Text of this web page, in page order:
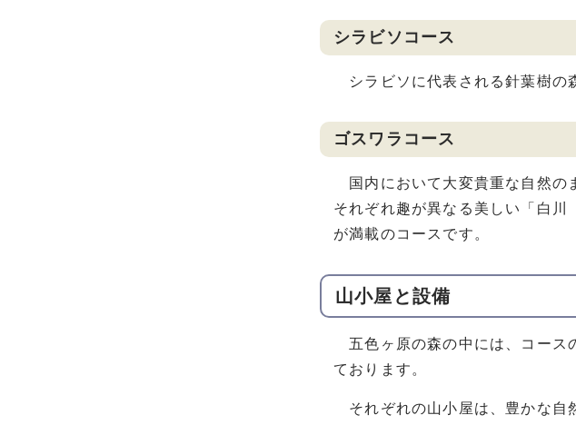
シラビソコース
シラビソに代表される針葉樹の
ゴスワラコース
国内において大変貴重な自然の
それぞれ趣が異なる美しい「白川
が満載のコースです。
山小屋と設備
五色ヶ原の森の中には、コース
ております。
それぞれの山小屋は、豊かな自